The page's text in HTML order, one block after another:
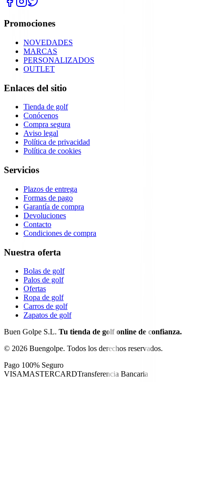
Promociones
NOVEDADES
MARCAS
PERSONALIZADOS
OUTLET
Enlaces del sitio
Tienda de golf
Conócenos
Compra segura
Aviso legal
Política de privacidad
Política de cookies
Servicios
Plazos de entrega
Formas de pago
Garantía de compra
Devoluciones
Contacto
Condiciones de compra
Nuestra oferta
Bolas de golf
Palos de golf
Ofertas
Ropa de golf
Carros de golf
Zapatos de golf
Buen Golpe S.L. Tu tienda de golf online de confianza.
© 2026 Buengolpe. Todos los derechos reservados.
Pago 100% Seguro
VISAMASTERCARDTransferencia Bancaria